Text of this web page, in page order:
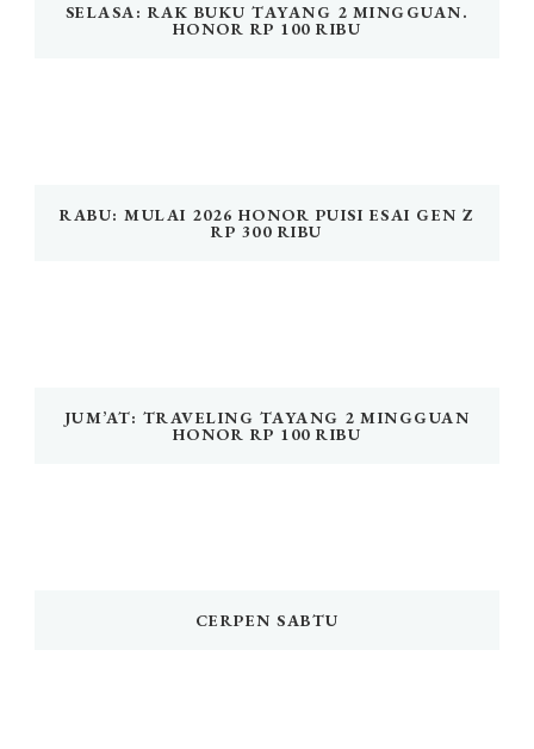
SELASA: RAK BUKU TAYANG 2 MINGGUAN.
HONOR RP 100 RIBU
RABU: MULAI 2026 HONOR PUISI ESAI GEN Z
RP 300 RIBU
JUM’AT: TRAVELING TAYANG 2 MINGGUAN
HONOR RP 100 RIBU
CERPEN SABTU